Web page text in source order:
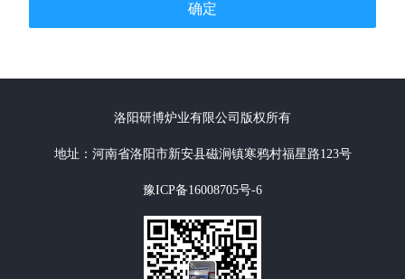
确定
洛阳研博炉业有限公司版权所有
地址：河南省洛阳市新安县磁涧镇寒鸦村福星路123号
豫ICP备16008705号-6